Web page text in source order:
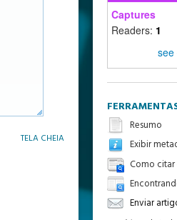
Captures
Readers: 1
see
Resumo
Exibir
Como
Enviar
TELA CHEIA